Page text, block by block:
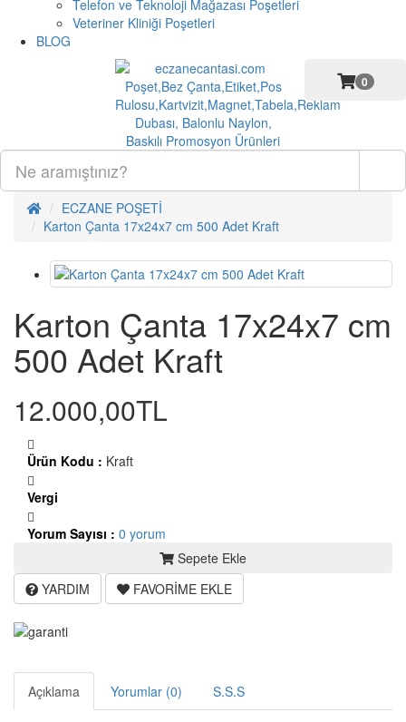
Telefon ve Teknoloji Mağazası Poşetleri
Veteriner Kliniği Poşetleri
BLOG
0
ECZANE POŞETİ
Karton Çanta 17x24x7 cm 500 Adet Kraft
Karton Çanta 17x24x7 cm
500 Adet Kraft
12.000,00TL
Ürün Kodu : Kraft
Vergi
Yorum Sayısı : 0 yorum
Sepete Ekle
YARDIM
FAVORİME EKLE
Açıklama Yorumlar (0) S.S.S